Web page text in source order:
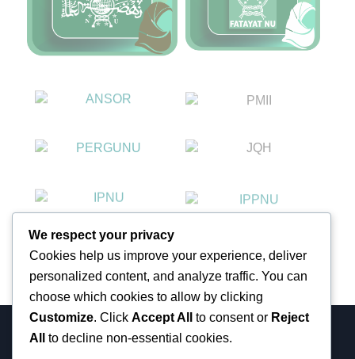
We respect your privacy
Cookies help us improve your experience, deliver
personalized content, and analyze traffic. You can
choose which cookies to allow by clicking
Customize. Click Accept All to consent or Reject
All
to decline non-essential cookies.